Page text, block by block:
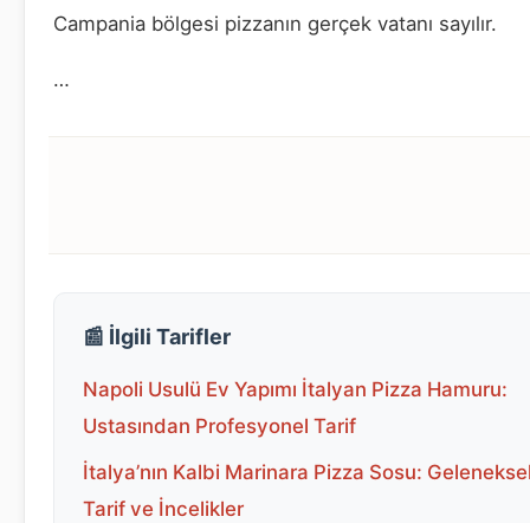
Campania bölgesi pizzanın gerçek vatanı sayılır.
…
📰 İlgili Tarifler
Napoli Usulü Ev Yapımı İtalyan Pizza Hamuru:
Ustasından Profesyonel Tarif
İtalya’nın Kalbi Marinara Pizza Sosu:
Tarif ve İncelikler